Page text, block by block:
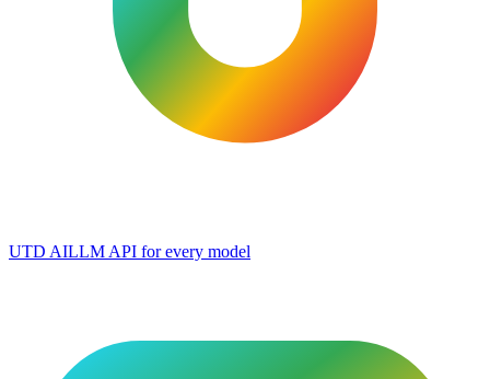
UTD AILLM API for every model